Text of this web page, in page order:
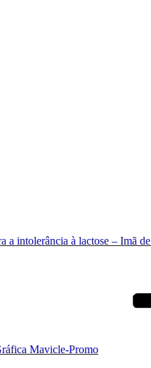
a intolerância à lactose – Imã
Mavicle-Promo